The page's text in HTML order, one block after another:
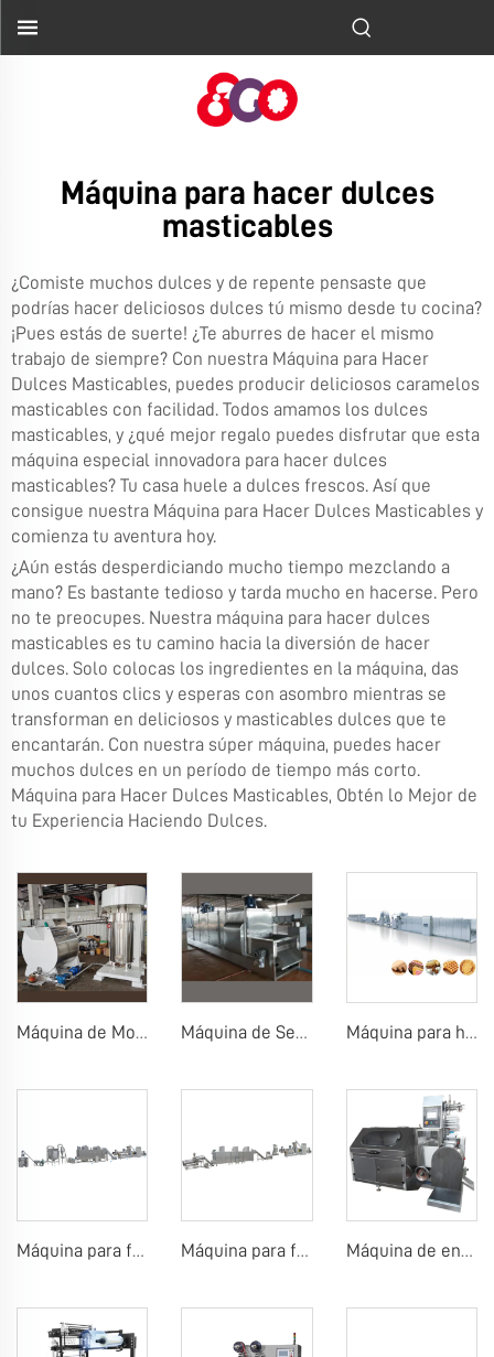
Máquina para hacer dulces
masticables
¿Comiste muchos dulces y de repente pensaste que
podrías hacer deliciosos dulces tú mismo desde tu cocina?
¡Pues estás de suerte! ¿Te aburres de hacer el mismo
trabajo de siempre? Con nuestra Máquina para Hacer
Dulces Masticables, puedes producir deliciosos caramelos
masticables con facilidad. Todos amamos los dulces
masticables, y ¿qué mejor regalo puedes disfrutar que esta
máquina especial innovadora para hacer dulces
masticables? Tu casa huele a dulces frescos. Así que
consigue nuestra Máquina para Hacer Dulces Masticables y
comienza tu aventura hoy.
¿Aún estás desperdiciando mucho tiempo mezclando a
mano? Es bastante tedioso y tarda mucho en hacerse. Pero
no te preocupes. Nuestra máquina para hacer dulces
masticables es tu camino hacia la diversión de hacer
dulces. Solo colocas los ingredientes en la máquina, das
unos cuantos clics y esperas con asombro mientras se
transforman en deliciosos y masticables dulces que te
encantarán. Con nuestra súper máquina, puedes hacer
muchos dulces en un período de tiempo más corto.
Máquina para Hacer Dulces Masticables, Obtén lo Mejor de
tu Experiencia Haciendo Dulces.
Máquina de Molino de Bolas de Chocolate Molino de Bolas de Chocolate con Concha Máquina de Secado de Semillas de Cacao Máquina de Molienda de Polvo de Cacao Máquinas de Prensado de Cacao Máquina para hacer galletas de obleas
Máquina para fabricar polvo de arroz para bebés Máquina para fabricar arroz inflado, bola de arroz, barra de arroz Máquina de envolver piruletas